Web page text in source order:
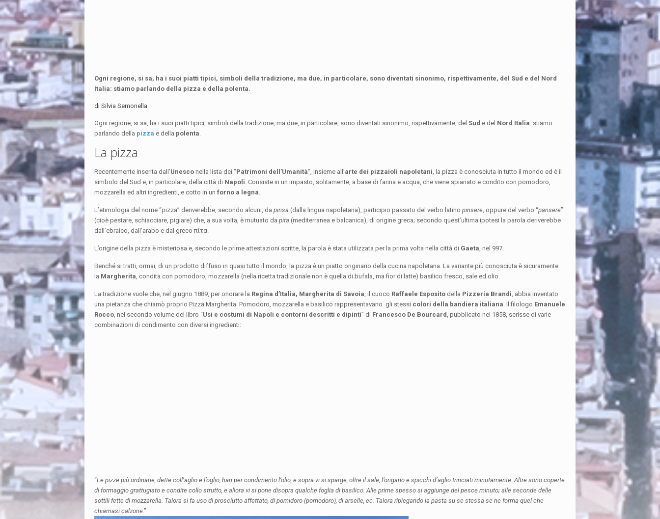
Ogni regione, si sa, ha i suoi piatti tipici, simboli della tradizione, ma due, in particolare, sono diventati sinonimo, rispettivamente, del Sud e del Nord
Italia: stiamo parlando della pizza e della polenta.
di Silvia Semonella
Ogni regione, si sa, ha i suoi piatti tipici, simboli della tradizione, ma due, in particolare, sono diventati sinonimo, rispettivamente, del Sud e del Nord Italia: stiamo
parlando della pizza e della polenta.
La pizza
Recentemente inserita dall’Unesconella lista dei “Patrimoni dell’Umanità“, insieme all’arte dei pizzaioli napoletani, la pizza è conosciuta in tutto il mondo ed è il
simbolo del Sud e, in particolare, della città di Napoli. Consiste in un impasto, solitamente, a base di farina e acqua, che viene spianato e condito con pomodoro,
mozzarella ed altri ingredienti, e cotto in un forno a legna.
L’etimologia del nome “pizza” deriverebbe, secondo alcuni, da pinsa (dalla lingua napoletana), participio passato del verbo latino pinsere, oppure del verbo “pansere”
(cioè pestare, schiacciare, pigiare) che, a sua volta, è mutuato da pita (mediterranea e balcanica), di origine greca; secondo quest’ultima ipotesi la parola deriverebbe
dall’ebraico, dall’arabo e dal greco πίτα.
L’origine della pizza è misteriosa e, secondo le prime attestazioni scritte, la parola è stata utilizzata per la prima volta nella città di Gaeta, nel 997.
Benché si tratti, ormai, di un prodotto diffuso in quasi tutto il mondo, la pizza è un piatto originario della cucina napoletana. La variante più conosciuta è sicuramente
la Margherita, condita con pomodoro, mozzarella (nella ricetta tradizionale non è quella di bufala, ma fior di latte) basilico fresco, sale ed olio.
La tradizione vuole che, nel giugno 1889, per onorare la Regina d’Italia, Margherita di Savoia, il cuoco Raffaele Espositodella Pizzeria Brandi, abbia inventato
una pietanza che chiamò proprio Pizza Margherita. Pomodoro, mozzarella e basilico rappresentavano gli stessi colori della bandiera italiana. Il filologo Emanuele
Rocco, nel secondo volume del libro “Usi e costumi di Napoli e contorni descritti e dipinti” di Francesco De Bourcard, pubblicato nel 1858, scrisse di varie
combinazioni di condimento con diversi ingredienti:
“Le pizze più ordinarie, dette coll’aglio e l’oglio, han per condimento l’olio, e sopra vi si sparge, oltre il sale, l’origano e spicchi d’aglio trinciati minutamente. Altre sono coperte
di formaggio grattugiato e condite collo strutto, e allora vi si pone disopra qualche foglia di basilico. Alle prime spesso si aggiunge del pesce minuto; alle seconde delle
sottili fette di mozzarella. Talora si fa uso di prosciutto affettato, di pomidoro (pomodoro), di arselle, ec. Talora ripiegando la pasta su se stessa se ne forma quel che
chiamasi calzone.”